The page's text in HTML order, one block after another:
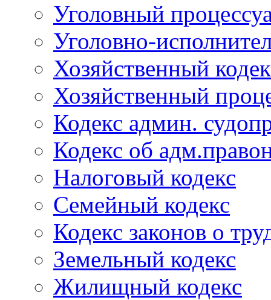
Уголовный
Уголовно-
Хозяйственный
Хозяйственный
Кодекс админ.
Кодекс об
Налоговый кодекс
Семейный кодекс
Кодекс законов о
Земельный кодекс
Жилищный кодекс